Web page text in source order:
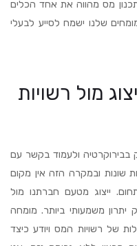
מס מהווה את אחד הכלים
שלנו ישמח לסייע לבעלי
מול רשויות
ולעמוד בקשר עם
שונות ובמקרה הזה אין מקום
ייצוג מטעם חברתנו מול
משמעותי ביותר. מומחה
של רשויות המס ויודע כיצד